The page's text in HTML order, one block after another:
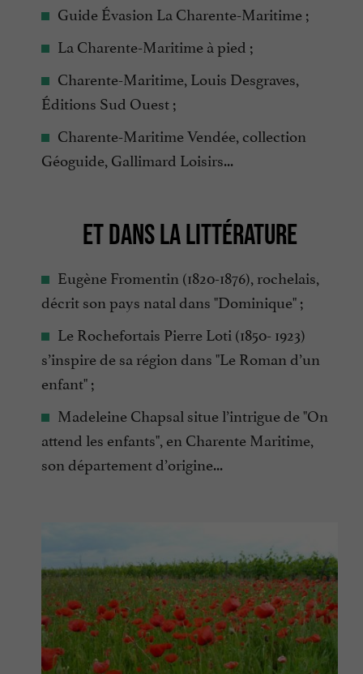
Guide Évasion La Charente-Maritime ;
La Charente-Maritime à pied ;
Charente-Maritime, Louis Desgraves,
Éditions Sud Ouest ;
Charente-Maritime Vendée, collection
Géoguide, Gallimard Loisirs...
ET DANS LA LITTÉRATURE
Eugène Fromentin (1820-1876), rochelais,
décrit son pays natal dans "Dominique" ;
Le Rochefortais Pierre Loti (1850- 1923)
s’inspire de sa région dans "Le Roman d’un
enfant" ;
Madeleine Chapsal situe l’intrigue de "On
attend les enfants", en Charente Maritime,
son département d’origine...